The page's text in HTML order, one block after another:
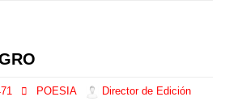
POESIA Director de Edición